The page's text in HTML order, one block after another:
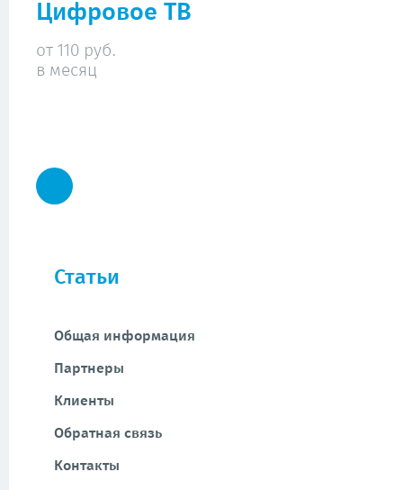
Статьи
Общая информация
Партнеры
Клиенты
Обратная связь
Контакты
Цифровое ТВ
от 110 руб.
в месяц